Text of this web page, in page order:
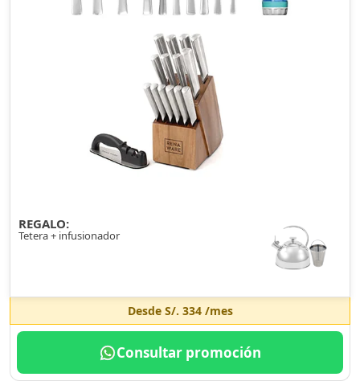
REGALO:
Tetera + infusionador
Desde S/. 334/mes
Consultar promoción